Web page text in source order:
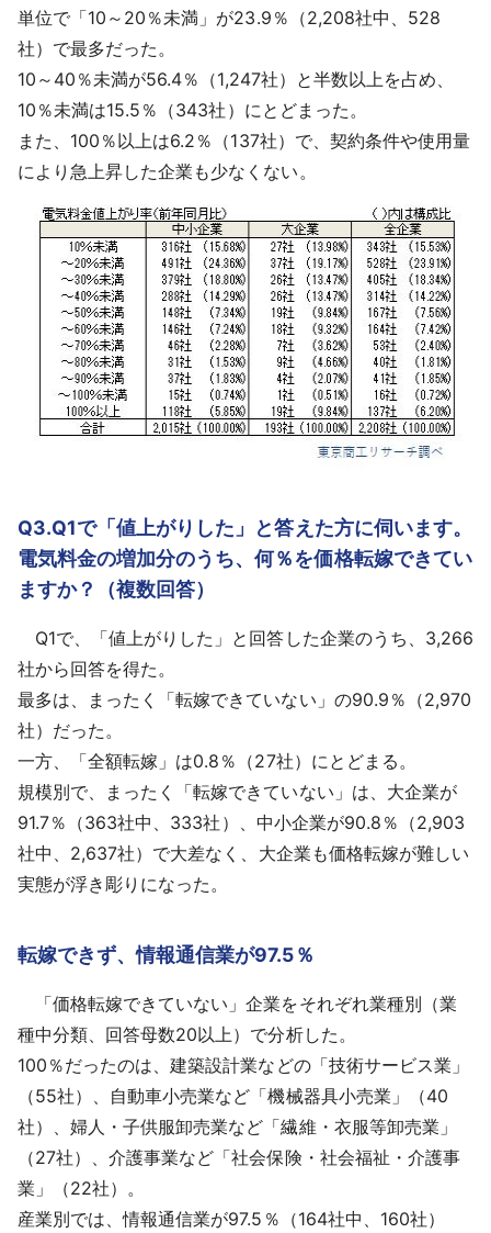
単位で「10～20％未満」が23.9％（2,208社中、528
社）で最多だった。
10～40％未満が56.4％（1,247社）と半数以上を占め、
10％未満は15.5％（343社）にとどまった。
また、100％以上は6.2％（137社）で、契約条件や使用量
により急上昇した企業も少なくない。
Q3.Q1で「値上がりした」と答えた方に伺います。
電気料金の増加分のうち、何％を価格転嫁できてい
ますか？（複数回答）
Q1で、「値上がりした」と回答した企業のうち、3,266
社から回答を得た。
最多は、まったく「転嫁できていない」の90.9％（2,970
社）だった。
一方、「全額転嫁」は0.8％（27社）にとどまる。
規模別で、まったく「転嫁できていない」は、大企業が
91.7％（363社中、333社）、中小企業が90.8％（2,903
社中、2,637社）で大差なく、大企業も価格転嫁が難しい
実態が浮き彫りになった。
転嫁できず、情報通信業が97.5％
「価格転嫁できていない」企業をそれぞれ業種別（業
種中分類、回答母数20以上）で分析した。
100％だったのは、建築設計業などの「技術サービス業」
（55社）、自動車小売業など「機械器具小売業」（40
社）、婦人・子供服卸売業など「繊維・衣服等卸売業」
（27社）、介護事業など「社会保険・社会福祉・介護事
業」（22社）。
産業別では、情報通信業が97.5％（164社中、160社）